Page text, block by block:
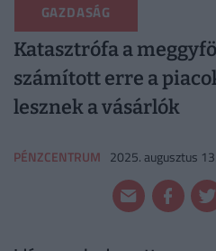
GAZDASÁG
Katasztrófa a
számított erre a
lesznek a vásárlók
PÉNZCENTRUM 2025. augusztus